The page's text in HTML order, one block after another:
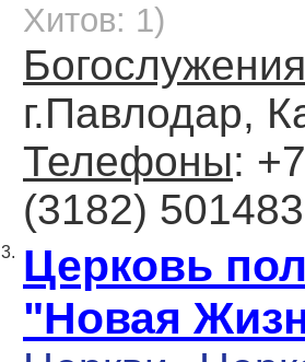
Хитов: 1)
Богослужения
г.Павлодар,
Телефоны:
(3182) 501483
3. Церковь
"Новая